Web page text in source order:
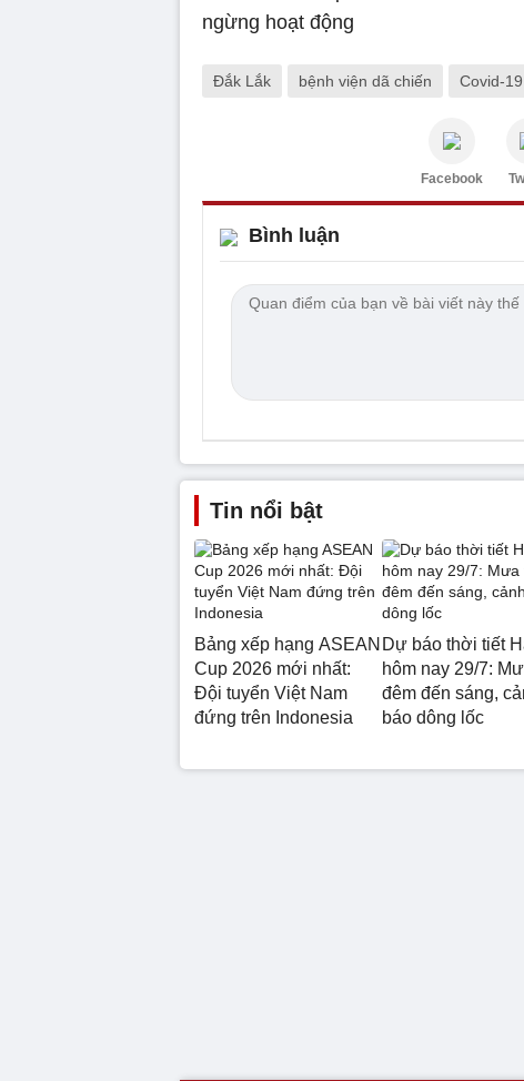
Đắk Lắk bệnh viện dã chiến Covid-19
Facebook
Bình luận
Tin nổi bật
Bảng xếp hạng ASEAN
Cup 2026 mới nhất:
Đội tuyển Việt Nam
đứng trên Indonesia
Dự báo thời tiết
hôm nay 29/7:
đêm đến sáng,
báo dông lốc